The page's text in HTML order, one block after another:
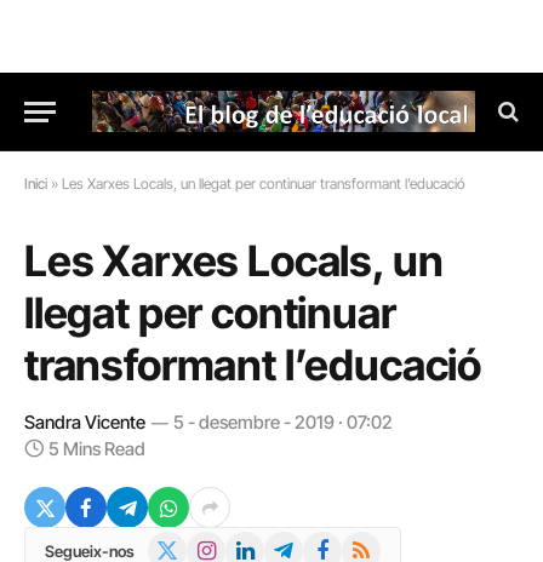
Inici » Les Xarxes Locals, un llegat per continuar transformant l’educació
Les Xarxes Locals, un
llegat per continuar
transformant l’educació
Sandra Vicente
5 - desembre - 2019 · 07:02
5 Mins Read
Segueix-nos InstagramLinkedInTelegramFacebook
RSS